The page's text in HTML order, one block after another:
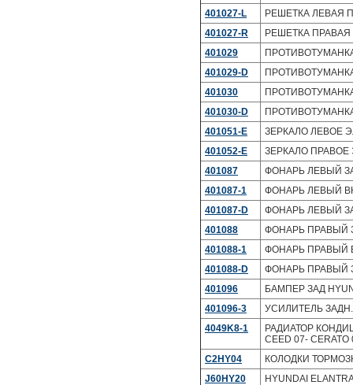
401027-L
РЕШЕТКА ЛЕВАЯ
401027-R
РЕШЕТКА ПРАВАЯ
401029
ПРОТИВОТУМАНКА
401029-D
ПРОТИВОТУМАНКА
401030
ПРОТИВОТУМАНКА
401030-D
ПРОТИВОТУМАНКА
401051-E
ЗЕРКАЛО ЛЕВОЕ
401052-E
ЗЕРКАЛО ПРАВОЕ
401087
ФОНАРЬ ЛЕВЫЙ
401087-1
ФОНАРЬ ЛЕВЫЙ
401087-D
ФОНАРЬ ЛЕВЫЙ
401088
ФОНАРЬ ПРАВЫЙ
401088-1
ФОНАРЬ ПРАВЫЙ
401088-D
ФОНАРЬ ПРАВЫЙ
401096
БАМПЕР ЗАД
401096-3
УСИЛИТЕЛЬ ЗАДН.
4049K8-1
РАДИАТОР
CEED 07- CERATO
C2HY04
КОЛОДКИ
J60HY20
HYUNDAI